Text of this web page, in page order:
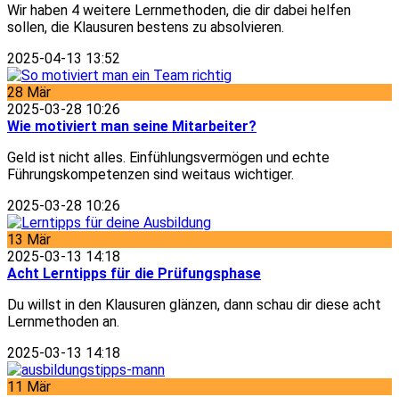
Wir haben 4 weitere Lernmethoden, die dir dabei helfen
sollen, die Klausuren bestens zu absolvieren.
2025-04-13 13:52
28 Mär
2025-03-28 10:26
Wie motiviert man seine Mitarbeiter?
Geld ist nicht alles. Einfühlungsvermögen und echte
Führungskompetenzen sind weitaus wichtiger.
2025-03-28 10:26
13 Mär
2025-03-13 14:18
Acht Lerntipps für die Prüfungsphase
Du willst in den Klausuren glänzen, dann schau dir diese acht
Lernmethoden an.
2025-03-13 14:18
11 Mär